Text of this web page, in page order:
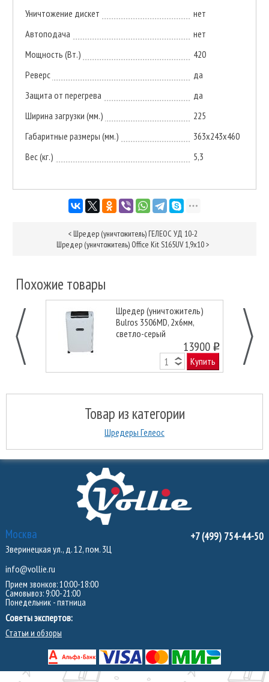
Уничтожение дискет
нет
Автоподача
нет
Мощность (Вт.)
420
Реверс
да
Защита от перегрева
да
Ширина загрузки (мм.)
225
Габаритные размеры (мм.)
363х243х460
Вес (кг.)
5,3
< Шредер (уничтожитель) ГЕЛЕОС УД 10-2
Шредер (уничтожитель) Office Kit S165UV 1,9x10>
Похожие товары
Шредер (уничтожитель)
Bulros 3506MD, 2x6мм,
светло-серый
13900 o
Купить
Товар из категории
Шредеры Гелеос
Москва
Зверинецкая ул., д. 12, пом. 3Ц
info@vollie.ru
Прием звонков: 10:00-18:00
Самовывоз: 9:00-21:00
Понедельник - пятница
Советы экспертов:
Статьи и обзоры
+7 (499) 754-44-50